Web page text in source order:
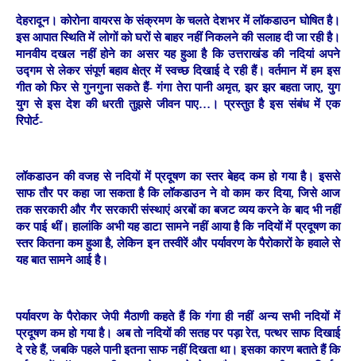
देहरादून। कोरोना वायरस के संक्रमण के चलते देशभर में लॉकडाउन घोषित है।
इस आपात स्थिति में लोगों को घरों से बाहर नहीं निकलने की सलाह दी जा रही है।
मानवीय दखल नहीं होने का असर यह हुआ है कि उत्तराखंड की नदियां अपने
उद्गम से लेकर संपूर्ण बहाव क्षेत्र में स्वच्छ दिखाई दे रही हैं। वर्तमान में हम इस
गीत को फिर से गुनगुना सकते हैं- गंगा तेरा पानी अमृत, झर झर बहता जाए, युग
युग से इस देश की धरती तुझसे जीवन पाए…। प्रस्तुत है इस संबंध में एक
रिपोर्ट-
लॉकडाउन की वजह से नदियों में प्रदूषण का स्तर बेहद कम हो गया है। इससे
साफ तौर पर कहा जा सकता है कि लॉकडाउन ने वो काम कर दिया, जिसे आज
तक सरकारी और गैर सरकारी संस्थाएं अरबों का बजट व्यय करने के बाद भी नहीं
कर पाई थीं। हालांकि अभी यह डाटा सामने नहीं आया है कि नदियों में प्रदूषण का
स्तर कितना कम हुआ है, लेकिन इन तस्वीरें और पर्यावरण के पैरोकारों के हवाले से
यह बात सामने आई है।
पर्यावरण के पैरोकार जेपी मैठाणी कहते हैं कि गंगा ही नहीं अन्य सभी नदियों में
प्रदूषण कम हो गया है। अब तो नदियों की सतह पर पड़ा रेत, पत्थर साफ दिखाई
दे रहे हैं, जबकि पहले पानी इतना साफ नहीं दिखता था। इसका कारण बताते हैं कि